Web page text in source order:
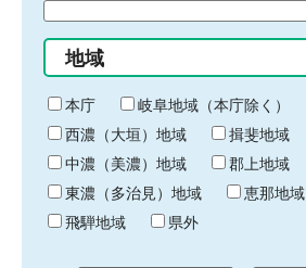
始
り
間
終
わ
り
地域
本庁
岐阜地域（本庁除く）
西濃（大垣）地域
揖斐地域
中濃（美濃）地域
郡上地域
東濃（多治見）地域
恵那地域
飛騨地域
県外